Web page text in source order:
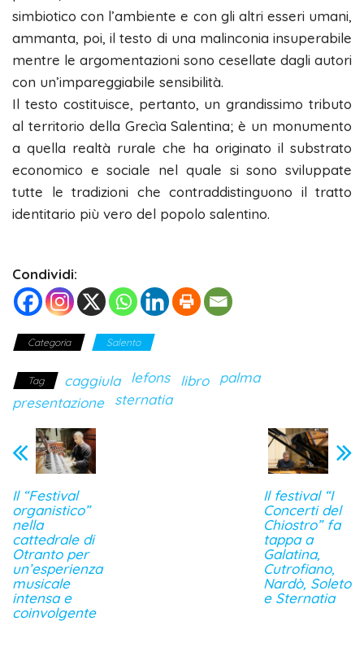
simbiotico con l’ambiente e con gli altri esseri umani,
ammanta, poi, il testo di una malinconia insuperabile
mentre le argomentazioni sono cesellate dagli autori
con un’impareggiabile sensibilità.
Il testo costituisce, pertanto, un grandissimo tributo
al territorio della Grecìa Salentina; è un monumento
a quella realtà rurale che ha originato il substrato
economico e sociale nel quale si sono sviluppate
tutte le tradizioni che contraddistinguono il tratto
identitario più vero del popolo salentino.
Condividi:
Categoria Salento
Tag caggiula lefons libro
palma
presentazione
sternatia
Il “Festival
organistico”
nella
cattedrale di
Otranto per
un’esperienza
musicale
intensa e
coinvolgente
Il festival “I
Concerti del
Chiostro” fa
tappa a
Galatina,
Cutrofiano,
Nardò, Soleto
e Sternatia